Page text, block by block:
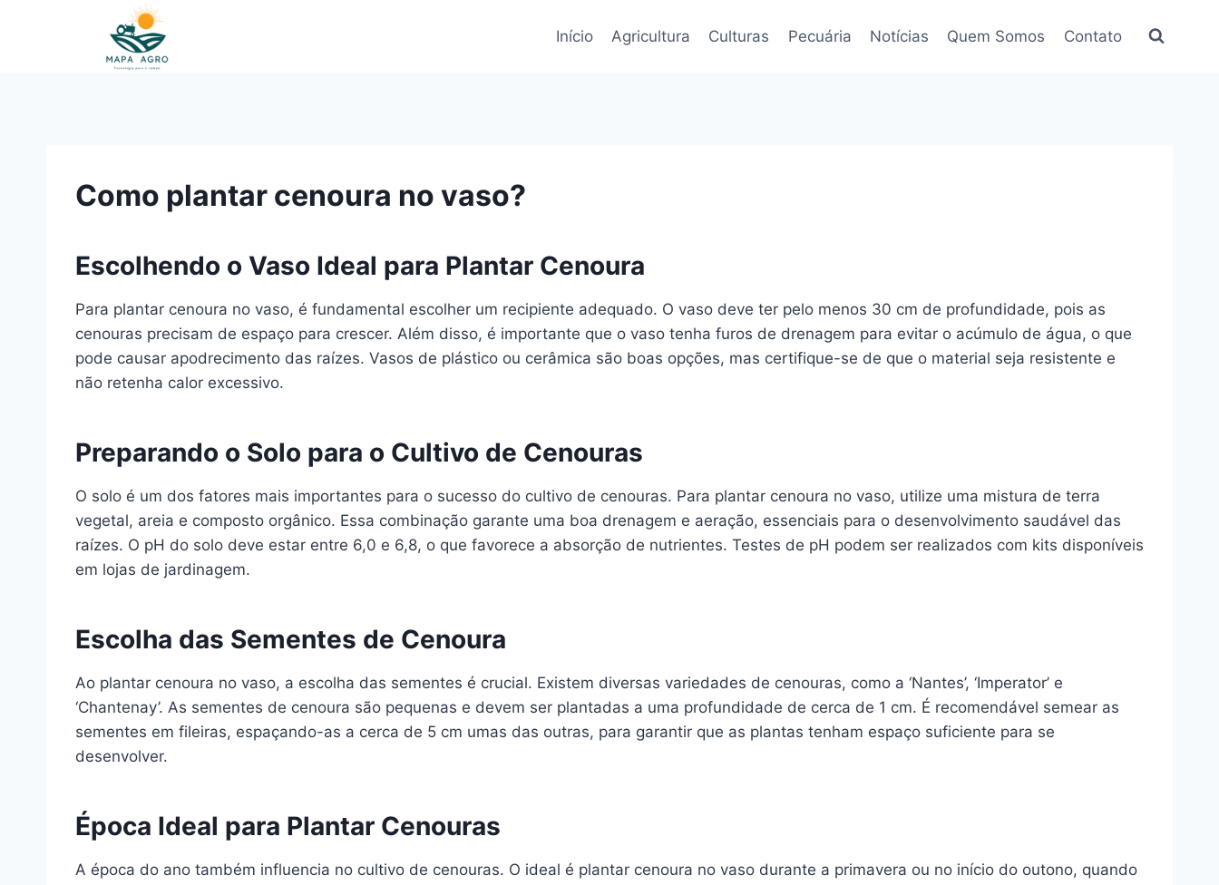
Início Agricultura Culturas Pecuária Notícias Quem Somos Contato
Como plantar cenoura no vaso?
Escolhendo o Vaso Ideal para Plantar Cenoura
Para plantar cenoura no vaso, é fundamental escolher um recipiente adequado. O vaso deve ter pelo menos 30 cm de profundidade, pois as
cenouras precisam de espaço para crescer. Além disso, é importante que o vaso tenha furos de drenagem para evitar o acúmulo de água, o que
pode causar apodrecimento das raízes. Vasos de plástico ou cerâmica são boas opções, mas certifique-se de que o material seja resistente e
não retenha calor excessivo.
Preparando o Solo para o Cultivo de Cenouras
O solo é um dos fatores mais importantes para o sucesso do cultivo de cenouras. Para plantar cenoura no vaso, utilize uma mistura de terra
vegetal, areia e composto orgânico. Essa combinação garante uma boa drenagem e aeração, essenciais para o desenvolvimento saudável das
raízes. O pH do solo deve estar entre 6,0 e 6,8, o que favorece a absorção de nutrientes. Testes de pH podem ser realizados com kits disponíveis
em lojas de jardinagem.
Escolha das Sementes de Cenoura
Ao plantar cenoura no vaso, a escolha das sementes é crucial. Existem diversas variedades de cenouras, como a ‘Nantes’, ‘Imperator’ e
‘Chantenay’. As sementes de cenoura são pequenas e devem ser plantadas a uma profundidade de cerca de 1 cm. É recomendável semear as
sementes em fileiras, espaçando-as a cerca de 5 cm umas das outras, para garantir que as plantas tenham espaço suficiente para se
desenvolver.
Época Ideal para Plantar Cenouras
A época do ano também influencia no cultivo de cenouras. O ideal é plantar cenoura no vaso durante a primavera ou no início do outono, quando